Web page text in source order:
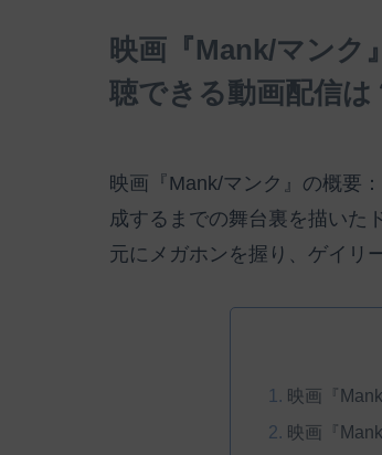
映画『Mank/マンク
聴できる動画配信は
映画『Mank/マンク』の概要
成するまでの舞台裏を描いた
元にメガホンを握り、ゲイリ
映画『
映画『